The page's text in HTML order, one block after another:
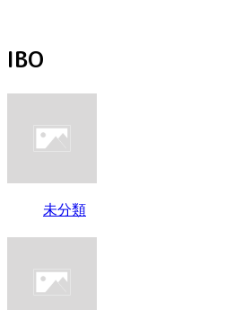
IBO
未分類